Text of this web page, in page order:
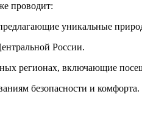
проводит:
уникальные
России.
регионах, включающие
безопасности и